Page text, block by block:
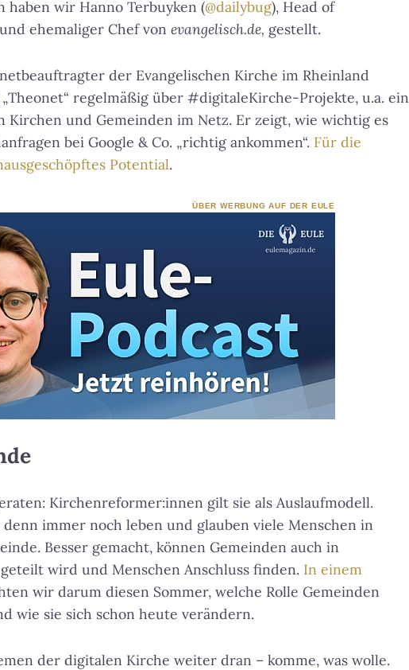
haben wir Hanno Terbuyken (@dailybug), Head of
ehemaliger Chef von evangelisch.de, gestellt.
der Evangelischen Kirche im Rheinland
regelmäßig über #digitaleKirche-Projekte, u.a. ein
und Gemeinden im Netz. Er zeigt, wie wichtig es
bei Google & Co. „richtig ankommen“. Für die
Potential.
ÜBER WERBUNG AUF DER EULE
Kirchenreformer:innen gilt sie als Auslaufmodell.
immer noch leben und glauben viele Menschen in
Besser gemacht, können Gemeinden auch in
wird und Menschen Anschluss finden. In einem
wir darum diesen Sommer, welche Rolle Gemeinden
wie sie sich schon heute verändern.
der digitalen Kirche weiter dran – komme, was wolle.